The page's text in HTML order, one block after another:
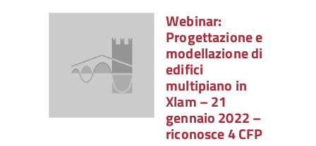
Webinar:
Progettazione e
modellazione di
edifici
multipiano in
Xlam – 21
gennaio 2022 –
riconosce 4 CFP